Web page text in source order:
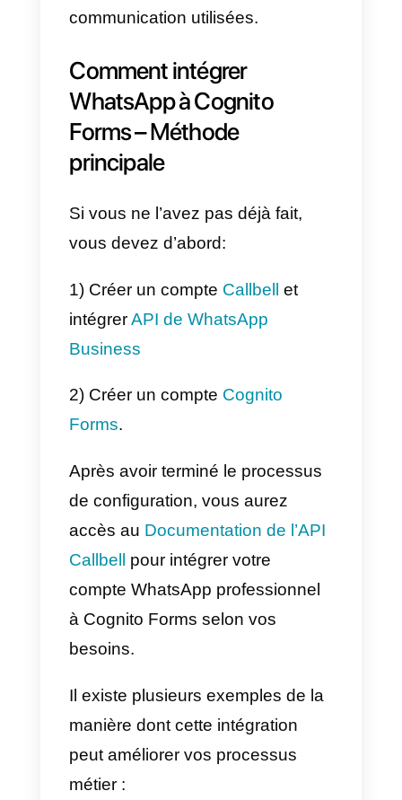
expérience au client final, le tout
Avec Callbell, vous pouvez
centraliser toutes vos
conversations à partir de
plusieurs canaux de messagerie
instantanée sur une seule plate-
forme, permettant aux équipes
vente et d’assistance de
plus rapidement et plus
efficacement aux clients sans
avoir à changer d’application. De
plus, Callbell a intégré des outils
d’automatisation qui vous
permettent d’envoyer des
réponses prédéfinies aux clients
en fonction de leurs demandes
d’initier des processus de service
vos besoins.
Grâce aux analyses et aux